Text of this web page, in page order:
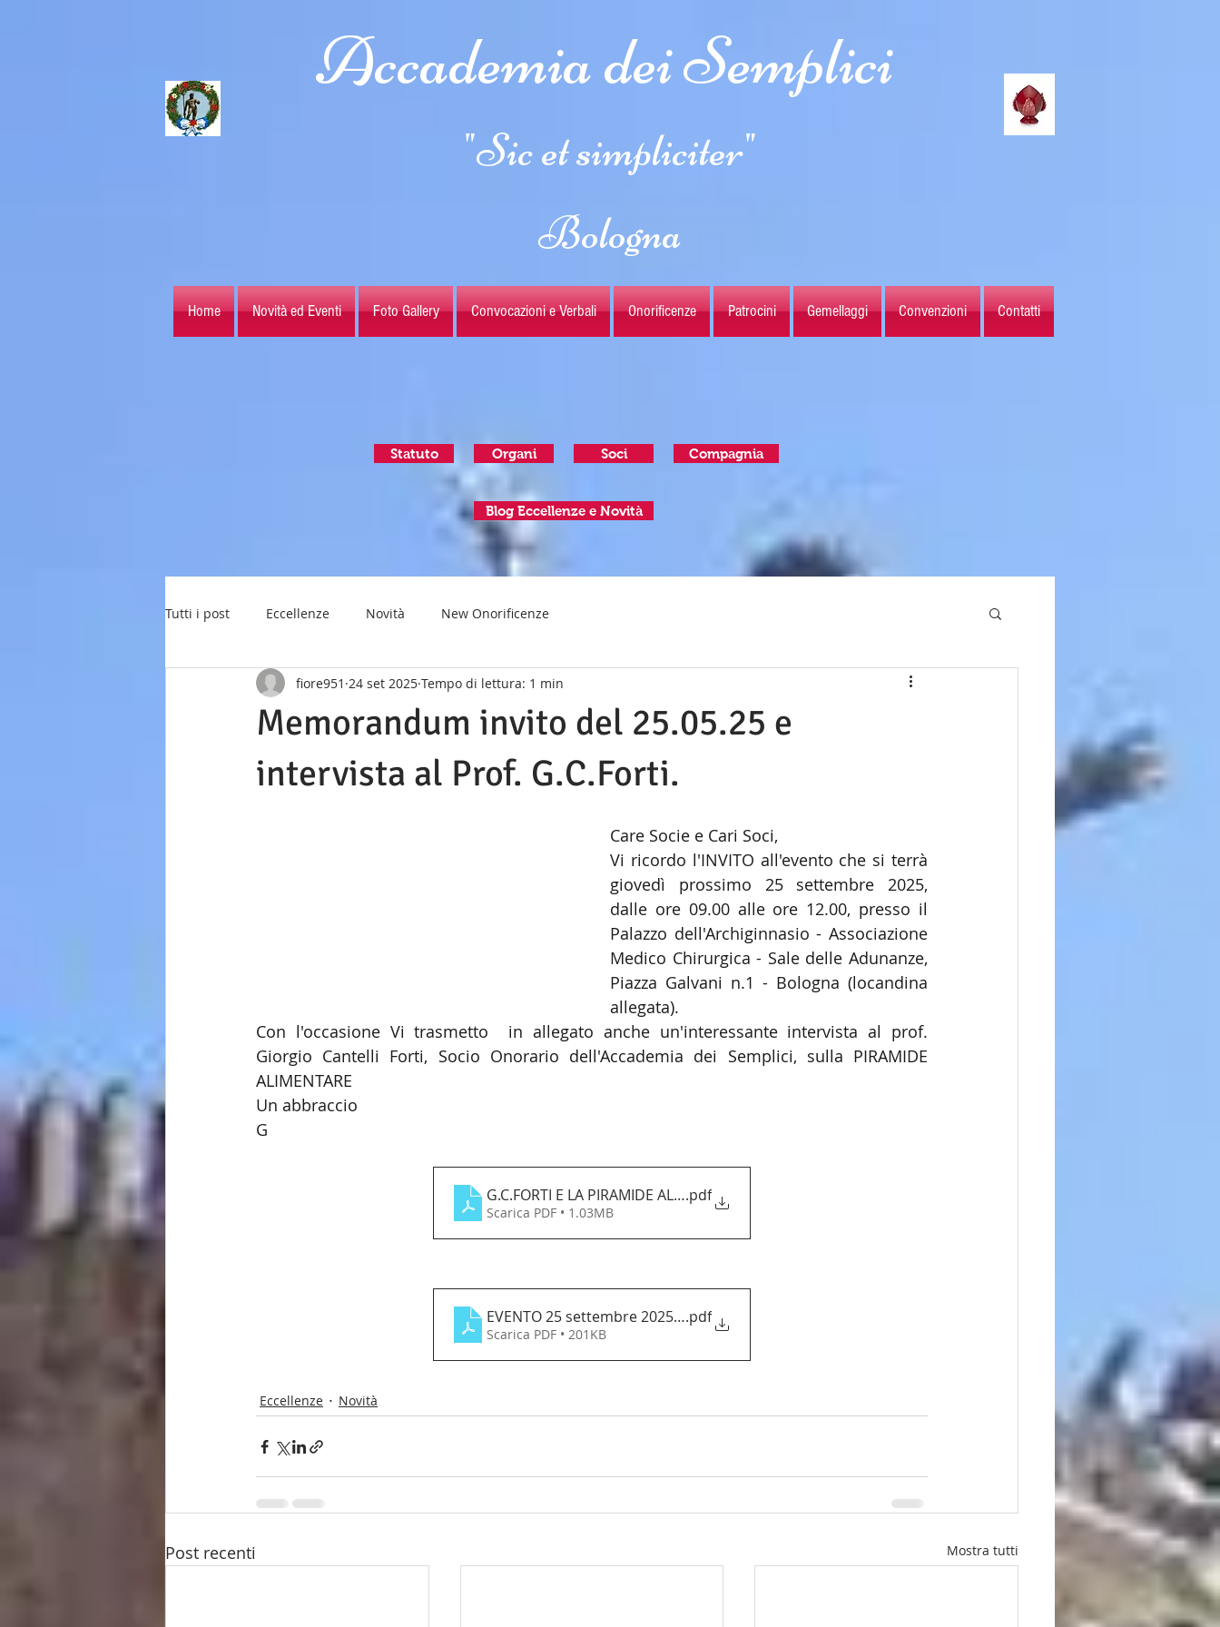
Accademia dei Semplici
"Sic et simpliciter"
Bologna
Home Novità ed Eventi Foto Gallery Convocazioni e Verbali Onorificenze Patrocini Gemellaggi Convenzioni Contatti
Statuto Organi Soci Compagnia
Blog Eccellenze e Novità
Tutti i post Eccellenze Novità New Onorificenze
Memorandum invito del 25.05.25 e
intervista al Prof. G.C.Forti.
fiore951 24 set 2025 Tempo di lettura: 1 min
Care Socie e Cari Soci,
Vi ricordo l'INVITO all'evento che si terrà
giovedì prossimo 25 settembre 2025,
dalle ore 09.00 alle ore 12.00, presso il
Palazzo dell'Archiginnasio - Associazione
Medico Chirurgica - Sale delle Adunanze,
Piazza Galvani n.1 - Bologna (locandina
allegata).
Con l'occasione Vi trasmetto  in allegato anche un'interessante intervista al prof.
Giorgio Cantelli Forti, Socio Onorario dell'Accademia dei Semplici, sulla PIRAMIDE
ALIMENTARE
Un abbraccio
G
G.C.FORTI E LA PIRAMIDE ALIMENTARE.gv (1)
.pdf
Scarica PDF • 1.03MB
EVENTO 25 settembre 2025 b-3.pdf
Scarica PDF • 201KB
Eccellenze Novità
Post recenti Mostra tutti